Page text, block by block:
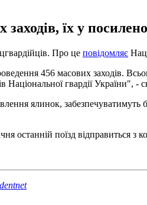
їх у
Про це повідомляє
456 масових заходів.
гвардії України", -
ялинок, забезпечуватимуть
останній поїзд відправиться з